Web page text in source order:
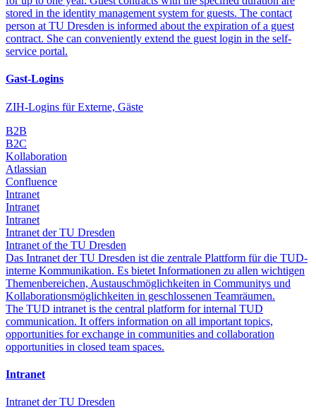
stored in the identity management system for guests. The contact
person at TU Dresden is informed about the expiration of a guest
contract. She can conveniently extend the guest login in the self-
service portal.
Gast-Logins
ZIH-Logins für Externe, Gäste
B2B
B2C
Kollaboration
Atlassian
Confluence
Intranet
Intranet
Intranet
Intranet der TU Dresden
Intranet of the TU Dresden
Das Intranet der TU Dresden ist die zentrale Plattform für die TUD-
interne Kommunikation. Es bietet Informationen zu allen wichtigen
Themenbereichen, Austauschmöglichkeiten in Communitys und
Kollaborationsmöglichkeiten in geschlossenen Teamräumen.
The TUD intranet is the central platform for internal TUD
communication. It offers information on all important topics,
opportunities for exchange in communities and collaboration
opportunities in closed team spaces.
Intranet
Intranet der TU Dresden